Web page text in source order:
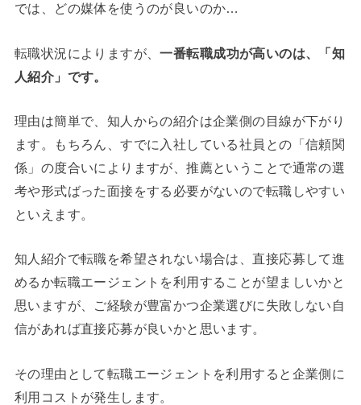
では、どの媒体を使うのが良いのか…
転職状況によりますが、一番転職成功が高いのは、「知
人紹介」です。
理由は簡単で、知人からの紹介は企業側の目線が下がり
ます。もちろん、すでに入社している社員との「信頼関
係」の度合いによりますが、推薦ということで通常の選
考や形式ばった面接をする必要がないので転職しやすい
といえます。
知人紹介で転職を希望されない場合は、直接応募して進
めるか転職エージェントを利用することが望ましいかと
思いますが、ご経験が豊富かつ企業選びに失敗しない自
信があれば直接応募が良いかと思います。
その理由として転職エージェントを利用すると企業側に
利用コストが発生します。